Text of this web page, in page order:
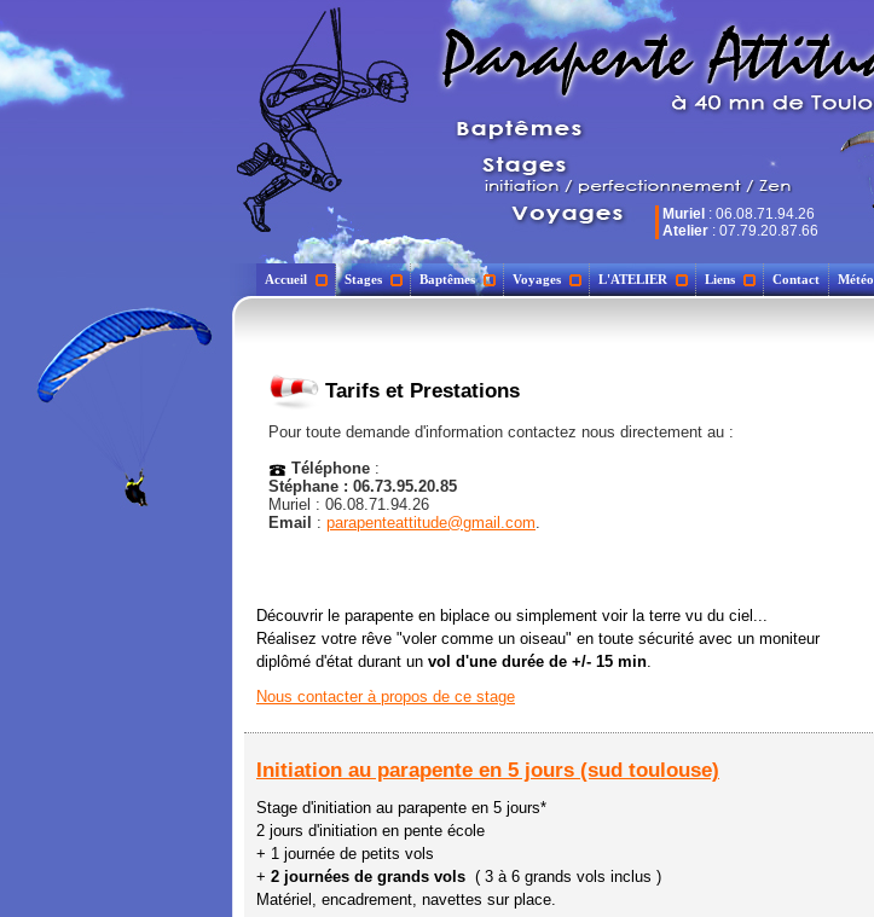
Muriel : 06.08.71.94.26
Atelier : 07.79.20.87.66
Accueil Stages Baptêmes Voyages L'ATELIER Liens Contact Météo
Tarifs et Prestations
Pour toute demande d'information contactez nous directement au :
Téléphone :
Stéphane : 06.73.95.20.85
Muriel : 06.08.71.94.26
Email
: parapenteattitude@gmail.com.
Découvrir le parapente en biplace ou simplement voir la terre vu du ciel...
Réalisez votre rêve "voler comme un oiseau" en toute sécurité avec un moniteur
diplômé d'état durant un vol d'une durée de +/- 15 min.
Nous contacter à propos de ce stage
Initiation au parapente en 5 jours (sud toulouse)
Stage d'initiation au parapente en 5 jours*
2 jours d'initiation en pente école
+ 1 journée de petits vols
+ 2 journées de grands vols ( 3 à 6 grands vols inclus )
Matériel, encadrement, navettes sur place.